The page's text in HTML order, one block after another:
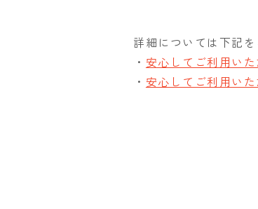
詳細については下記を
・ 安心してご利用い
・ 安心してご利用い